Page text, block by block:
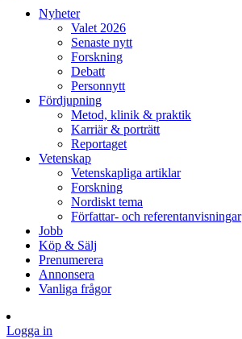
Nyheter
Valet 2026
Senaste nytt
Forskning
Debatt
Personnytt
Fördjupning
Metod, klinik & praktik
Karriär & porträtt
Reportaget
Vetenskap
Vetenskapliga artiklar
Forskning
Nordiskt tema
Författar- och referentanvisningar
Jobb
Köp & Sälj
Prenumerera
Annonsera
Vanliga frågor
Logga in